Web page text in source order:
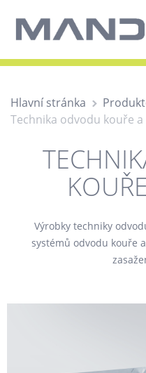
Hlavní stránka
Technika odvodu kouře
Výrobky techniky
systémů odvodu kouře